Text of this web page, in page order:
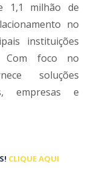
1,1 milhão de
no
instituições
Com foco no
soluções
empresas e
CLIQUE AQUI